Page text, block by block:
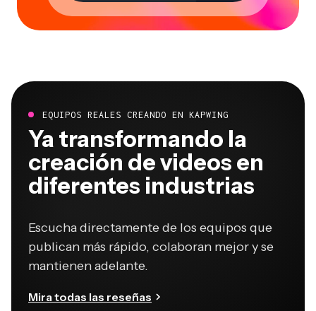
EQUIPOS REALES CREANDO EN KAPWING
Ya transformando la
creación de videos en
diferentes industrias
Escucha directamente de los equipos que
publican más rápido, colaboran mejor y se
mantienen adelante.
Mira todas las reseñas